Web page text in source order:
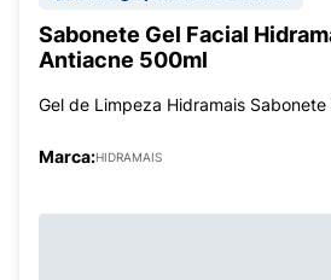
Sabonete Gel Facial
Antiacne 500ml
Gel de Limpeza Hidramais
Marca:HIDRAMAIS